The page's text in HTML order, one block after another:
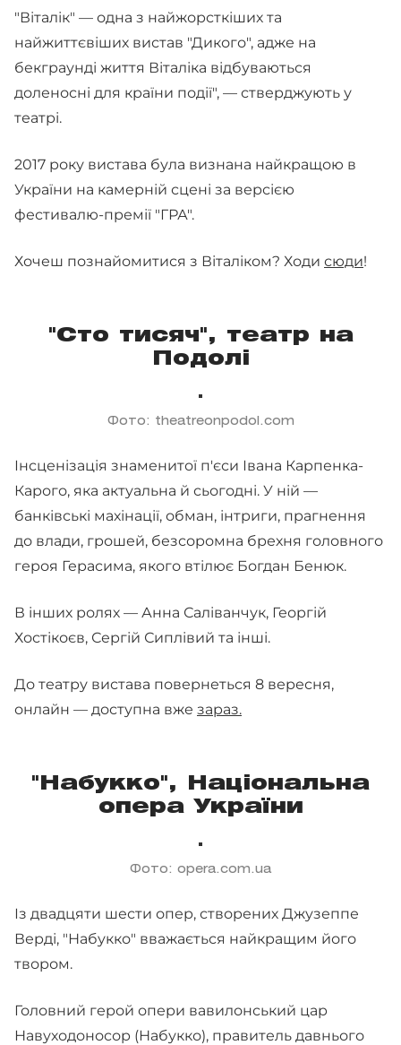
"Віталік" — одна з найжорсткіших та
найжиттєвіших вистав "Дикого", адже на
бекграунді життя Віталіка відбуваються
доленосні для країни події", — стверджують у
театрі.
2017 року вистава була визнана найкращою в
України на камерній сцені за версією
фестивалю-премії "ГРА".
Хочеш познайомитися з Віталіком? Ходи сюди!
"Сто тисяч", театр на
Подолі
Фото: theatreonpodol.com
Інсценізація знаменитої п'єси Івана Карпенка-
Карого, яка актуальна й сьогодні. У ній —
банківські махінації, обман, інтриги, прагнення
до влади, грошей, безсоромна брехня головного
героя Герасима, якого втілює Богдан Бенюк.
В інших ролях — Анна Саліванчук, Георгій
Хостікоєв, Сергій Сиплівий та інші.
До театру вистава повернеться 8 вересня,
онлайн — доступна вже зараз.
"Набукко", Національна
опера України
Фото: opera.com.ua
Із двадцяти шести опер, створених Джузеппе
Верді, "Набукко" вважається найкращим його
твором.
Головний герой опери вавилонський цар
Навуходоносор (Набукко), правитель давнього